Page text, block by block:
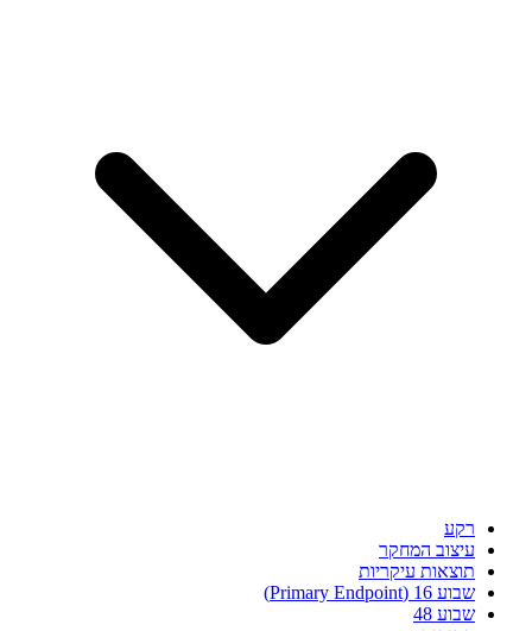
רקע
עיצוב המחקר
תוצאות עיקריות
שבוע 16 (Primary Endpoint)
שבוע 48